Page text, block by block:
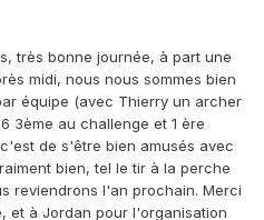
très bonne journée, à part une
midi, nous nous sommes bien
équipe (avec Thierry un archer
3ème au challenge et 1 ère
de s'être bien amusés avec
bien, tel le tir à la perche
reviendrons l'an prochain. Merci
et à Jordan pour l'organisation